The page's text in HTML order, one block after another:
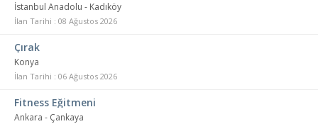
İstanbul Anadolu - Kadıköy
İlan Tarihi : 08 Ağustos 2026
Çırak
Konya
İlan Tarihi : 06 Ağustos 2026
Fitness Eğitmeni
Ankara - Çankaya